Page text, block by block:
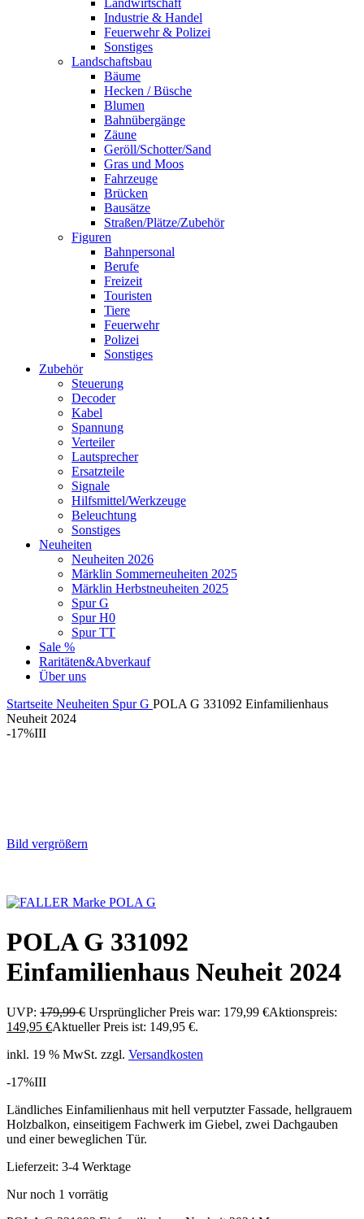
Landwirtschaft
Industrie & Handel
Feuerwehr & Polizei
Sonstiges
Landschaftsbau
Bäume
Hecken / Büsche
Blumen
Bahnübergänge
Zäune
Geröll/Schotter/Sand
Gras und Moos
Fahrzeuge
Brücken
Bausätze
Straßen/Plätze/Zubehör
Figuren
Bahnpersonal
Berufe
Freizeit
Touristen
Tiere
Feuerwehr
Polizei
Sonstiges
Zubehör
Steuerung
Decoder
Kabel
Spannung
Verteiler
Lautsprecher
Ersatzteile
Signale
Hilfsmittel/Werkzeuge
Beleuchtung
Sonstiges
Neuheiten
Neuheiten 2026
Märklin Sommerneuheiten 2025
Märklin Herbstneuheiten 2025
Spur G
Spur H0
Spur TT
Sale %
Raritäten&Abverkauf
Über uns
Startseite Neuheiten Spur G POLA G 331092 Einfamilienhaus
Neuheit 2024
-17%III
Bild vergrößern
POLA G 331092
Einfamilienhaus Neuheit 2024
UVP: 179,99€ Ursprünglicher Preis war: 179,99 €Aktionspreis:
149,95 €Aktueller Preis ist: 149,95 €.
inkl. 19 % MwSt. zzgl. Versandkosten
-17%III
Ländliches Einfamilienhaus mit hell verputzter Fassade, hellgrauem
Holzbalkon, einseitigem Fachwerk im Giebel, zwei Dachgauben
und einer beweglichen Tür.
Lieferzeit: 3-4 Werktage
Nur noch 1 vorrätig